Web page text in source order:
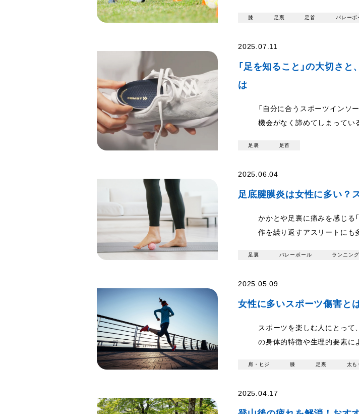
膝 足裏 足首 バレーボ
2025.07.11
「足を知ること」の大切さ
は
「自分に合うスポーツインソ
機会がなく諦めてしまってい
足裏 足首
2025.06.04
足底腱膜炎は女性に多い？
かかとや足裏に痛みを感じる
作を繰り返すアスリートにも
足裏 バレーボール ランニング
2025.05.09
女性に多いスポーツ傷害と
スポーツを楽しむ人にとっ
の身体的特徴や生理的要素に
肩・ヒジ 膝 足裏 太も
2025.04.17